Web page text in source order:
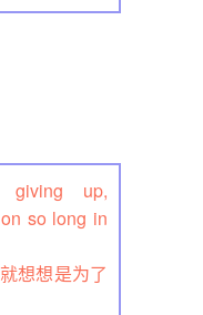
up,
so long in
想想是为了